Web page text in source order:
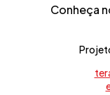
Conheça